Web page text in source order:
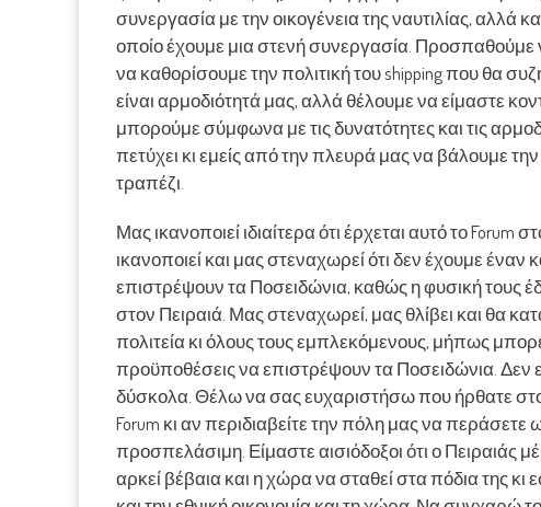
συνεργασία με την οικογένεια της ναυτιλίας, αλλά
οποίο έχουμε μια στενή συνεργασία.
να καθορίσουμε την πολιτική του shipping που θα
είναι αρμοδιότητά μας, αλλά θέλουμε να είμαστε
μπορούμε σύμφωνα με τις δυνατότητες και τις
πετύχει κι εμείς από την πλευρά μας να βάλουμε
τραπέζι.
Μας ικανοποιεί ιδιαίτερα ότι έρχεται αυτό το Forum
ικανοποιεί και μας στεναχωρεί ότι δεν έχουμε
επιστρέψουν τα Ποσειδώνια, καθώς η φυσική τους
στον Πειραιά. Μας στεναχωρεί, μας θλίβει και θα
πολιτεία κι όλους τους εμπλεκόμενους, μήπως
προϋποθέσεις να επιστρέψουν τα Ποσειδώνια. Δεν
δύσκολα. Θέλω να σας ευχαριστήσω που ήρθατε
Forum κι αν περιδιαβείτε την πόλη μας να
προσπελάσιμη. Είμαστε αισιόδοξοι ότι ο Πειραιάς
αρκεί βέβαια και η χώρα να σταθεί στα πόδια της κι